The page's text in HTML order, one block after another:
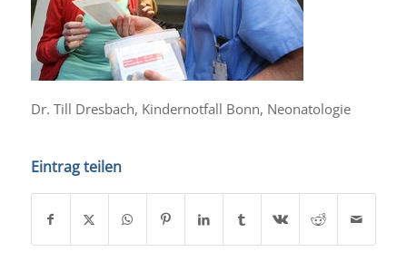
Dr. Till Dresbach, Kindernotfall Bonn, Neonatologie
Eintrag teilen